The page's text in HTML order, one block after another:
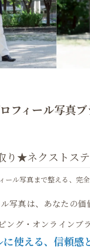
フィール写真
り★ネクストス
ール写真まで整える、完
写真は、あなたの価
グ・オンラインブ
使える、信頼感